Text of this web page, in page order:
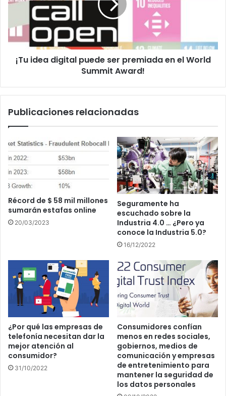
ser
premiada
en
el
Summit
¡Tu idea digital puede ser premiada en el World
Summit Award!
Publicaciones relacionadas
Récord de $ 58 mil millones
sumarán estafas online
20/03/2023
Seguramente ha
escuchado sobre la
Industria 4.0 … ¿Pero ya
conoce la Industria 5.0?
16/12/2022
¿Por qué las empresas de
telefonía necesitan dar la
mejor atención al
consumidor?
31/10/2022
Consumidores confían
menos en redes sociales,
gobiernos, medios de
comunicación y empresas
de entretenimiento para
mantener la seguridad de
los datos personales